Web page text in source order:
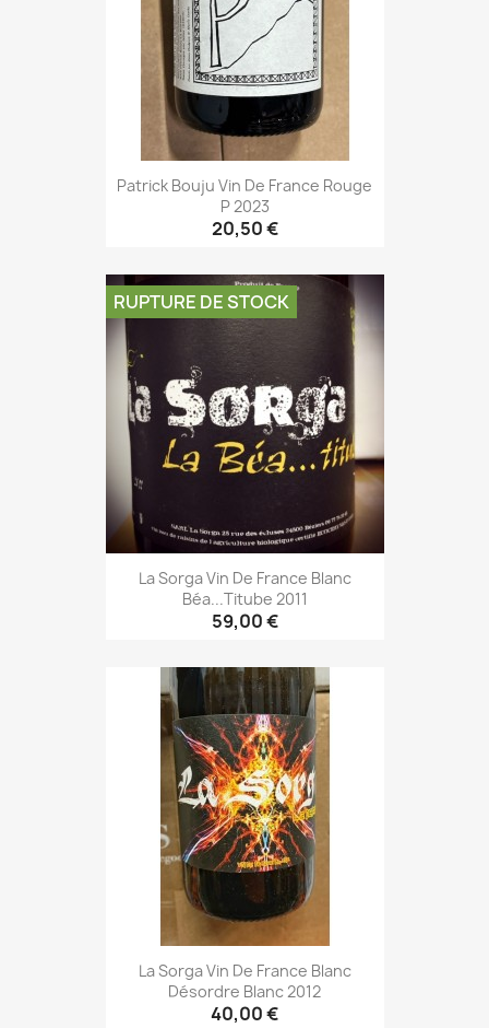
Patrick Bouju Vin De France Rouge
P 2023
20,50 €
La Sorga Vin De France Blanc
Béa...titube 2011
59,00 €
RUPTURE DE STOCK
La Sorga Vin De France Blanc
Désordre Blanc 2012
40,00 €